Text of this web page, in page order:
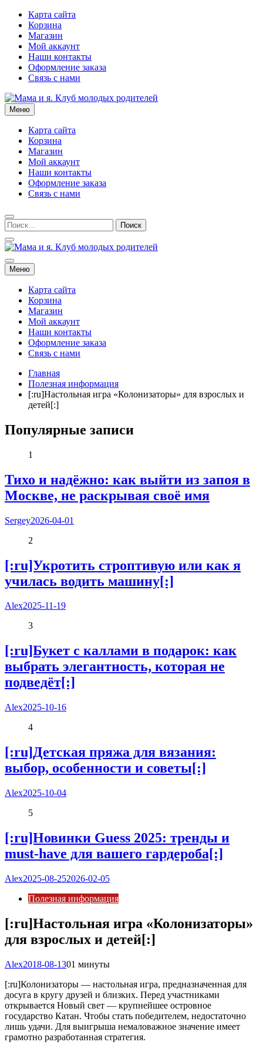
Перейти
содержимому
Карта сайта
Корзина
Магазин
Мой аккаунт
Наши контакты
Оформление заказа
Связь с нами
Мама и я. Клуб молодых родителей
Меню
Карта сайта
Корзина
Магазин
Мой аккаунт
Наши контакты
Оформление заказа
Связь с нами
Мама и я. Клуб молодых родителей
Меню
Карта сайта
Корзина
Магазин
Мой аккаунт
Наши контакты
Оформление заказа
Связь с нами
Главная
Полезная информация
[:ru]Настольная игра «Колонизаторы» для взрослых и
детей[:]
Популярные записи
1
Тихо и надёжно: как выйти из запоя в
Москве, не раскрывая своё имя
Sergey2026-04-01
2
[:ru]Укротить строптивую или как я
училась водить машину[:]
Alex2025-11-19
3
[:ru]Букет с каллами в подарок: как
выбрать элегантность, которая не
подведёт[:]
Alex2025-10-16
4
[:ru]Детская пряжа для вязания:
выбор, особенности и советы[:]
Alex2025-10-04
5
[:ru]Новинки Guess 2025: тренды и
must-have для вашего гардероба[:]
Alex2025-08-252026-02-05
Полезная информация
[:ru]Настольная игра «Колонизаторы»
для взрослых и детей[:]
Alex2018-08-1301 минуты
[:ru]Колонизаторы — настольная игра, предназначенная для
досуга в кругу друзей и близких. Перед участниками
открывается Новый свет — крупнейшее островное
государство Катан. Чтобы стать победителем, недостаточно
лишь удачи. Для выигрыша немаловажное значение имеет
грамотно разработанная стратегия.